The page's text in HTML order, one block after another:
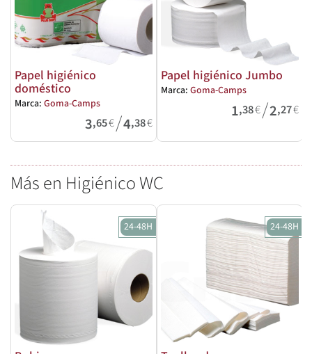
Papel higiénico
doméstico
Marca: Goma-Camps
3,65€/4,38€
Papel higiénico Jumbo
Marca: Goma-Camps
1,38€/2,27€
Más en Higiénico WC
24-48H 24-48H